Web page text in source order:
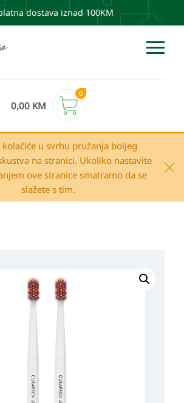
dostava iznad 100KM
0,00 KM
0
u svrhu pružanja boljeg
na stranici. Ukoliko nastavite
ove stranice smatramo da se
slažete s tim.